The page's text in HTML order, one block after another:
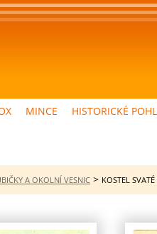
MINCE HISTORICKÉ
A OKOLNÍ VESNIC > KOSTEL